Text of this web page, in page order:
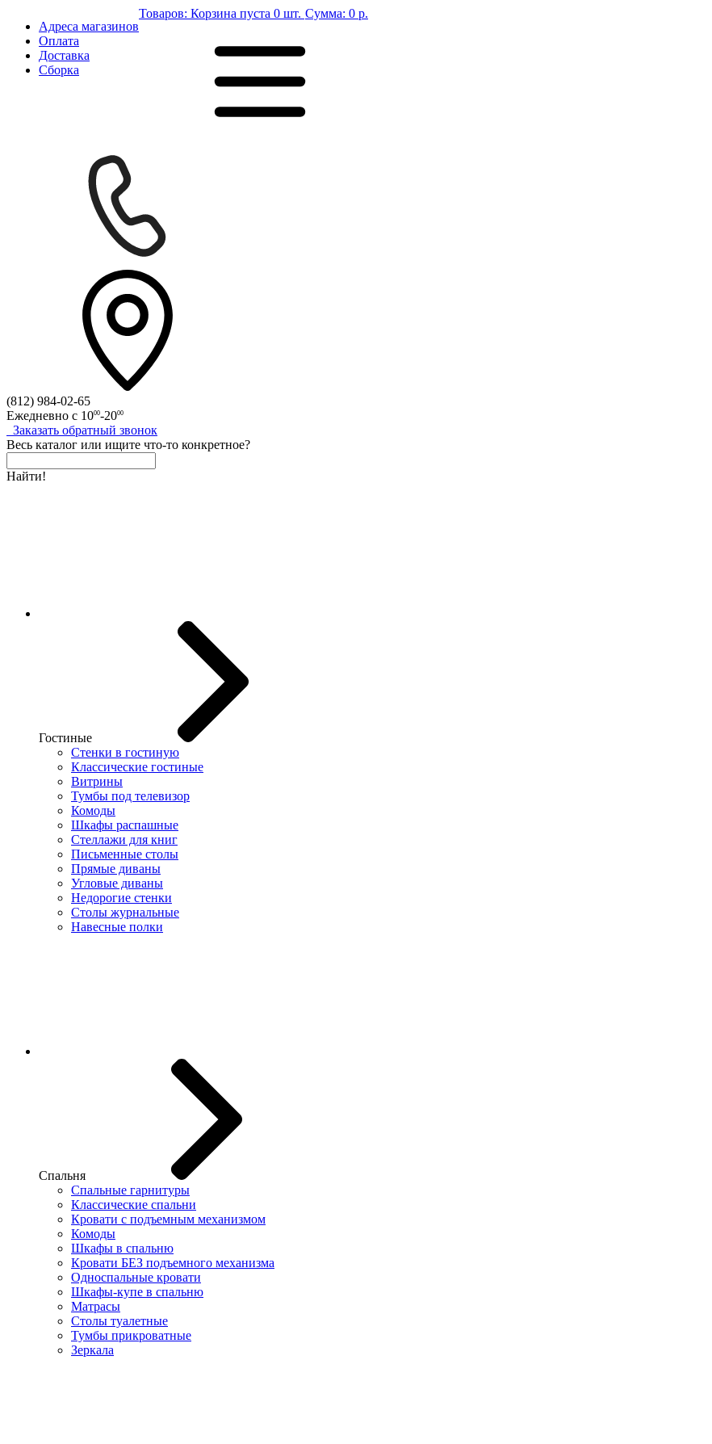
Адреса магазинов
Оплата
Доставка
Сборка
Товаров: Корзина пуста 0 шт. Сумма: 0 р.
(812) 984-02-65
Ежедневно с 1000-2000
Заказать обратный звонок
Весь каталог или ищите что-то конкретное?
Найти!
Гостиные
Стенки в гостиную
Классические гостиные
Витрины
Тумбы под телевизор
Комоды
Шкафы распашные
Стеллажи для книг
Письменные столы
Прямые диваны
Угловые диваны
Недорогие стенки
Столы журнальные
Навесные полки
Спальня
Спальные гарнитуры
Классические спальни
Кровати с подъемным механизмом
Комоды
Шкафы в спальню
Кровати БЕЗ подъемного механизма
Односпальные кровати
Шкафы-купе в спальню
Матрасы
Столы туалетные
Тумбы прикроватные
Зеркала